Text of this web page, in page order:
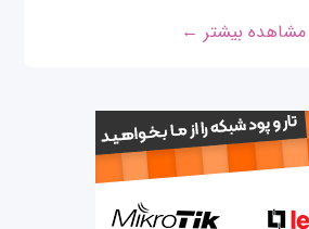
مشاهده بیشتر ←